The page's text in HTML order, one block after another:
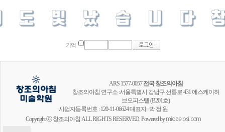
기억
ARS 1577-0057전국 창조의아침
창조의아침 연구소 :서울특별시 강남구 선릉로 431 에스케이허
브오피스텔 (B201호)
사업자등록번호 : 120-11-06624 대표자 : 박 정 원
Copyright ⓒ 창조의아침 ALL RIGHTS RESERVED. Powered bymidaeipsi.com